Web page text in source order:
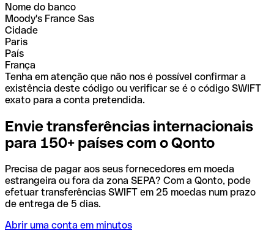
Nome do banco
Moody's France Sas
Cidade
Paris
País
França
Tenha em atenção que não nos é possível confirmar a
existência deste código ou verificar se é o código SWIFT
exato para a conta pretendida.
Envie transferências internacionais
para 150+ países com o Qonto
Precisa de pagar aos seus fornecedores em moeda
estrangeira ou fora da zona SEPA? Com a Qonto, pode
efetuar transferências SWIFT em 25 moedas num prazo
de entrega de 5 dias.
Abrir uma conta em minutos